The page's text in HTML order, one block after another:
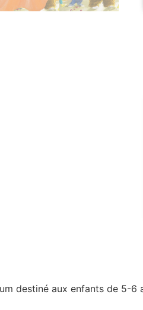
destiné aux enfants de 5-